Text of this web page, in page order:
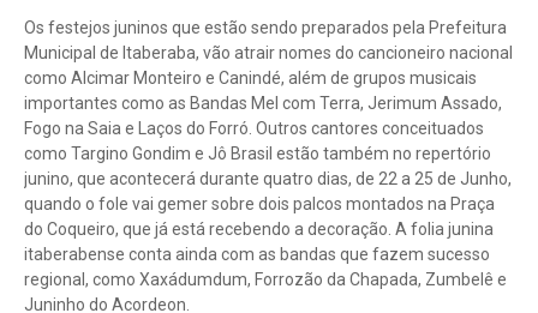
Os festejos juninos que estão sendo preparados pela Prefeitura
Municipal de Itaberaba, vão atrair nomes do cancioneiro nacional
como Alcimar Monteiro e Canindé, além de grupos musicais
importantes como as Bandas Mel com Terra, Jerimum Assado,
Fogo na Saia e Laços do Forró. Outros cantores conceituados
como Targino Gondim e Jô Brasil estão também no repertório
junino, que acontecerá durante quatro dias, de 22 a 25 de Junho,
quando o fole vai gemer sobre dois palcos montados na Praça
do Coqueiro, que já está recebendo a decoração. A folia junina
itaberabense conta ainda com as bandas que fazem sucesso
regional, como Xaxádumdum, Forrozão da Chapada, Zumbelê e
Juninho do Acordeon.